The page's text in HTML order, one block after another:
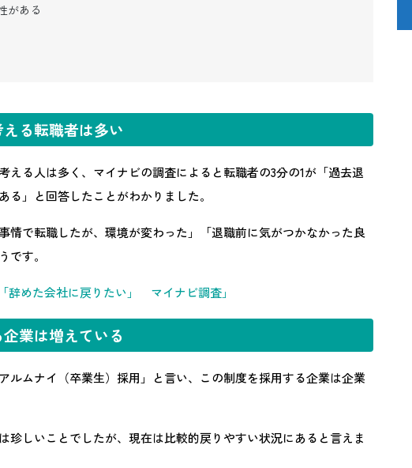
がある
える転職者は多い
える人は多く、マイナビの調査によると転職者の3分の1が「過去退
」と回答したことがわかりました。
情で転職したが、環境が変わった」「退職前に気がつかなかった良
です。
辞めた会社に戻りたい」 マイナビ調査」
業は増えている
ルムナイ（卒業生）採用」と言い、この制度を採用する企業は企業
珍しいことでしたが、現在は比較的戻りやすい状況にあると言えま